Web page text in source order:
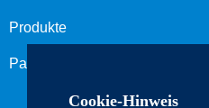
Produkte
Partnerlösungen
Cookie-Hinweis